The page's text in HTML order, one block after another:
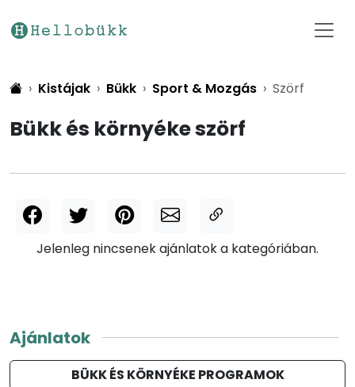
Kistájak Bükk Sport & Mozgás Szörf
Bükk és környéke szörf
Jelenleg nincsenek ajánlatok a kategóriában.
Ajánlatok
BÜKK ÉS KÖRNYÉKE PROGRAMOK